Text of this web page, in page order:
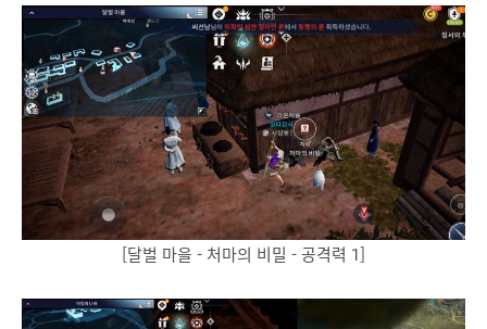
[달벌 마을 - 처마의 비밀 - 공격력 1]